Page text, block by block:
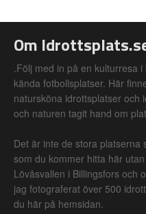
Om
.Följ med in på en kulturresa
kända fotbollsplatser. Här
natursköna idrottsplatser och
och naturen tagit hand om
Det är inte de stora platserna
som du kommer hitta här
Lövåsvallen i Billingsfors och
jag fotograferat över 500
du här på hemsidan.